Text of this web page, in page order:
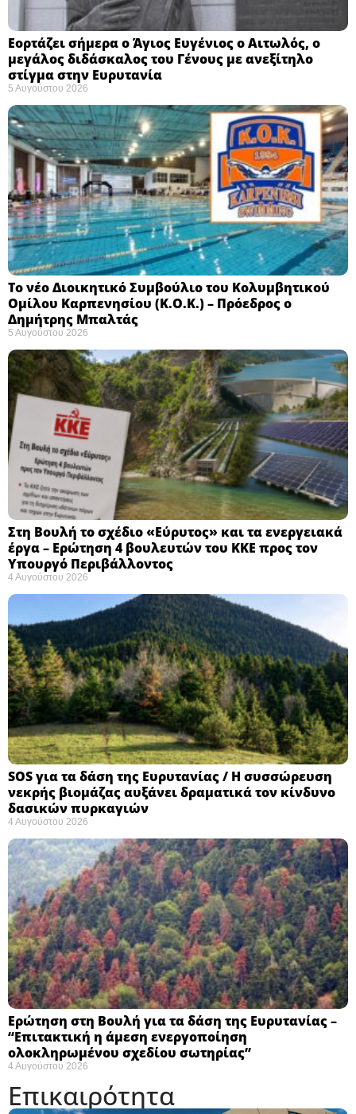
Εορτάζει σήμερα ο Άγιος Ευγένιος ο Αιτωλός, ο
μεγάλος διδάσκαλος του Γένους με ανεξίτηλο
στίγμα στην Ευρυτανία
5 Αυγούστου 2026
Το νέο Διοικητικό Συμβούλιο του Κολυμβητικού
Ομίλου Καρπενησίου (Κ.Ο.Κ.) – Πρόεδρος ο
Δημήτρης Μπαλτάς
5 Αυγούστου 2026
Στη Βουλή το σχέδιο «Εύρυτος» και τα ενεργειακά
έργα – Ερώτηση 4 βουλευτών του ΚΚΕ προς τον
Υπουργό Περιβάλλοντος
4 Αυγούστου 2026
SOS για τα δάση της Ευρυτανίας / Η συσσώρευση
νεκρής βιομάζας αυξάνει δραματικά τον κίνδυνο
δασικών πυρκαγιών
4 Αυγούστου 2026
Ερώτηση στη Βουλή για τα δάση της Ευρυτανίας –
“Eπιτακτική η άμεση ενεργοποίηση
ολοκληρωμένου σχεδίου σωτηρίας”
4 Αυγούστου 2026
Επικαιρότητα